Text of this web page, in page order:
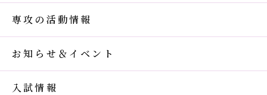
専攻の活動情報
お知らせ＆イベント
入試情報